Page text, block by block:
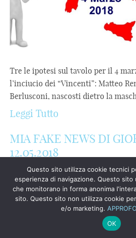
Tre le ipotesi sul tavolo per il 4
l’inciucio dei “Vincenti”: Matteo
Berlusconi, nascosti dietro la
Leggi Tutto
MIA FAKE NEWS DI
12.05.2018
Questo sito utilizza cookie tecnici
esperienza di navigazione. Questo sito
che monitorano in forma anonima
sito. Questo sito non utilizza cookie
e/o marketing.
OK